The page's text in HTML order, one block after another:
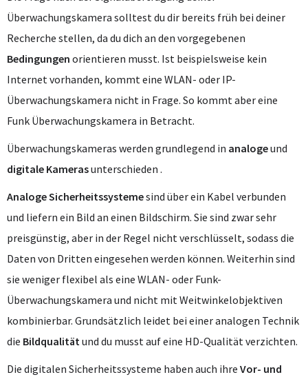
Überwachungskamera solltest du dir bereits früh bei deiner
Recherche stellen, da du dich an den vorgegebenen
Bedingungen orientieren musst. Ist beispielsweise kein
Internet vorhanden, kommt eine WLAN- oder IP-
Überwachungskamera nicht in Frage. So kommt aber eine
Funk Überwachungskamera in Betracht.
Überwachungskameras werden grundlegend in analogeund
digitale Kamerasunterschieden .
Analoge Sicherheitssystemesind über ein Kabel verbunden
und liefern ein Bild an einen Bildschirm. Sie sind zwar sehr
preisgünstig, aber in der Regel nicht verschlüsselt, sodass die
Daten von Dritten eingesehen werden können. Weiterhin sind
sie weniger flexibel als eine WLAN- oder Funk-
Überwachungskamera und nicht mit Weitwinkelobjektiven
kombinierbar. Grundsätzlich leidet bei einer analogen Technik
die Bildqualitätund du musst auf eine HD-Qualität verzichten.
Die digitalen Sicherheitssysteme haben auch ihre Vor- und